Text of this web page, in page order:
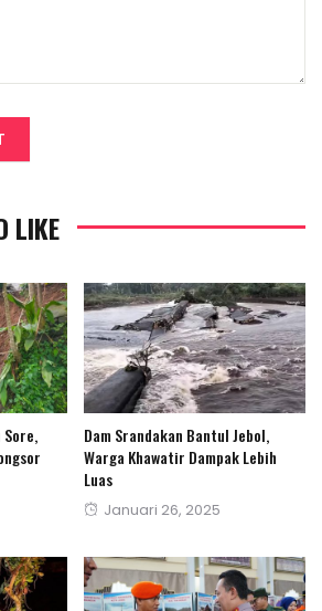
LIKE
Dam Srandakan Bantul Jebol,
Warga Khawatir Dampak Lebih
Luas
Posted
Januari 26, 2025